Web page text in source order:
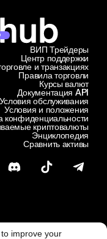
Центр поддержки
и транзакциях
ВИП Трейдеры
Правила торговли
Курсы валют
Документация API
Условия обслуживания
Условия и положения
конфиденциальности
криптовалюты
Энциклопедия
Сравнить активы
improve your